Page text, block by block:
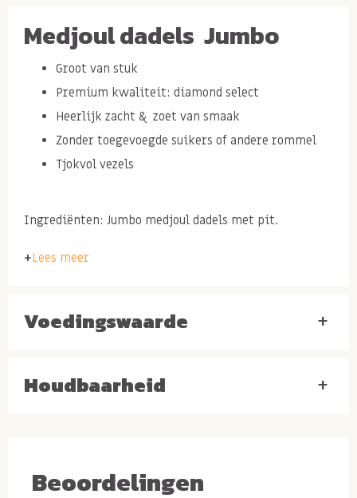
Medjoul dadels Jumbo
Groot van stuk
Premium kwaliteit: diamond select
Heerlijk zacht & zoet van smaak
Zonder toegevoegde suikers of andere rommel
Tjokvol vezels
Ingrediënten: Jumbo medjoul dadels met pit.
Medjoul dadels zijn van 100% puur en onbewerkt. Ze
andere soorten dadels zoals bijvoorbeeld de deglet
ingedeeld op diverse graderingen. Zo heb je medium
Lees meer
Voedingswaarde +
Houdbaarheid +
Beoordelingen